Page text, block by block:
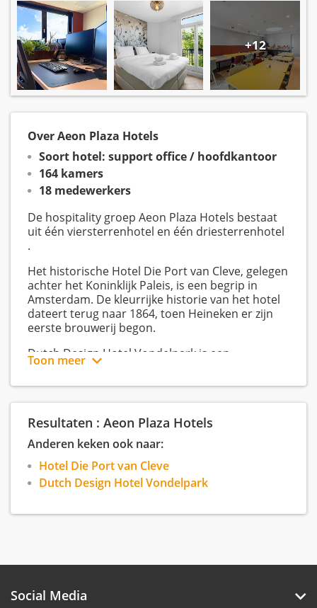
+12
Over Aeon Plaza Hotels
Soort hotel: support office / hoofdkantoor
164 kamers
18 medewerkers
De hospitality groep Aeon Plaza Hotels bestaat
uit één viersterrenhotel en één driesterrenhotel
.
Het historische Hotel Die Port van Cleve, gelegen
achter het Koninklijk Paleis, is een begrip in
Amsterdam. De kleurrijke historie van het hotel
dateert terug naar 1864, toen Heineken er zijn
eerste brouwerij begon.
Dutch Design Hotel Vondelpark is een
kleinschalige residency, gelegen aan het
Aeon Plaza Hotels vormt het hoofdkantoor van
Hotel Die Port van Cleve en Dutch Design Hotel
Vondelpark. De kantoren van het hoofdkantoor
bevinden zich in Amstelveen. De werkzaamheden
die worden verricht zijn voor alle hotels.
we je cv.
Toon meer
Resultaten : Aeon Plaza Hotels
Anderen keken ook naar:
Hotel Die Port van Cleve
Dutch Design Hotel Vondelpark
Social Media